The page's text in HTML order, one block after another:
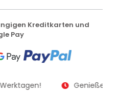
Kreditkarten und
Pay
Genießen